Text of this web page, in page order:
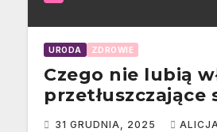
URODA ZDROWIE
Czego nie lubią
przetłuszczające
31 GRUDNIA, 2025